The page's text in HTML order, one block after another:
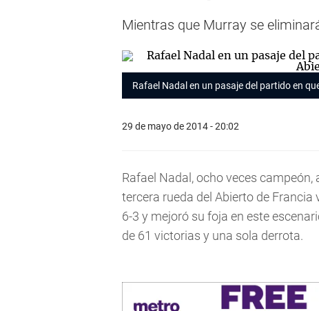
Mientras que Murray se
Rafael Nadal en un pasaje del partido en
29 de mayo de 2014 - 20:02
Rafael Nadal, ocho veces
tercera rueda del Abierto de
6-3 y mejoró su foja en este
de 61 victorias y una sola derrota.